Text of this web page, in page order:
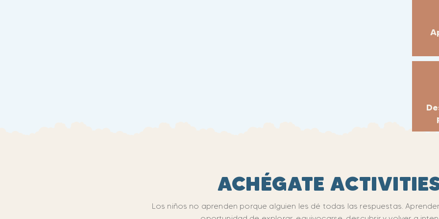
ACHÉGATE
Los niños no aprenden porque alguien les dé todas las respuestas.